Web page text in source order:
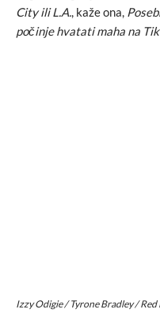
City ili L.A., kaže ona,
počinje hvatati maha na
Izzy Odigie / Tyrone Bradley /